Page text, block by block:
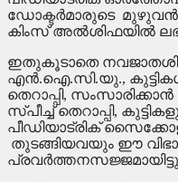
ഡോക്ടര്‍മാരുടെ
കിംസ് അല്‍ശിഫയില്‍
ഇതുകൂടാതെ
എന്‍.ഐ.സി.യു.,
തെറാപ്പി,
സ്പീച്ച് തെറാപ്പി,
പീഡിയാട്രിക്
തുടങ്ങിയവയും ഈ